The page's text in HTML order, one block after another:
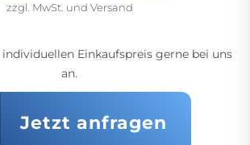
zzgl. MwSt. und Versand
individuellen Einkaufspreis gerne bei uns
an.
Jetzt anfragen